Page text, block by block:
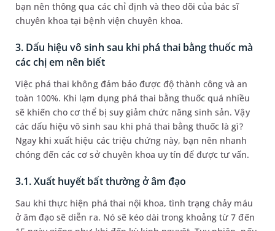
bạn nên thông qua các chỉ định và theo dõi của bác sĩ
chuyên khoa tại bệnh viện chuyên khoa.
3. Dấu hiệu vô sinh sau khi phá thai bằng thuốc mà
các chị em nên biết
Việc phá thai không đảm bảo được độ thành công và an
toàn 100%. Khi lạm dụng phá thai bằng thuốc quá nhiều
sẽ khiến cho cơ thể bị suy giảm chức năng sinh sản. Vậy
các dấu hiệu vô sinh sau khi phá thai bằng thuốc là gì?
Ngay khi xuất hiệu các triệu chứng này, bạn nên nhanh
chóng đến các cơ sở chuyên khoa uy tín để được tư vấn.
3.1. Xuất huyết bất thường ở âm đạo
Sau khi thực hiện phá thai nội khoa, tình trạng chảy máu
ở âm đạo sẽ diễn ra. Nó sẽ kéo dài trong khoảng từ 7 đến